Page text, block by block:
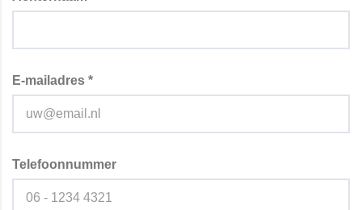
E-mailadres *
Telefoonnummer